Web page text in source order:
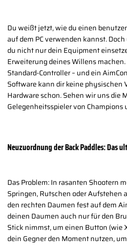
Du weißt jetzt, wie du einen
auf dem PC verwenden kannst.
du nicht nur dein Equipment
Erweiterung deines Willens
Standard-Controller – und ein
Software kann dir keine physischen
Hardware schon. Sehen wir uns die
Gelegenheitsspieler von Champions
Neuzuordnung der Back Paddles: Das
Das Problem: In rasanten Shootern
Springen, Rutschen oder Aufstehen
den rechten Daumen fest auf dem
deinen Daumen auch nur für den
Stick nimmst, um einen Button (wie
dein Gegner den Moment nutzen,